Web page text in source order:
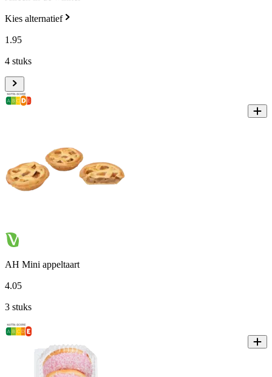
Kies alternatief
1 .95
4 stuks
AH Mini appeltaart
4.05
3 stuks